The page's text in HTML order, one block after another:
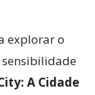
explorar o
A Cidade